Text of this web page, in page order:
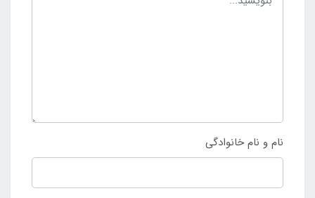
نام و نام خانوادگی